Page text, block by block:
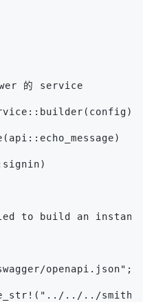
的 service
to build an instance
openapi.json";
../../smithy/